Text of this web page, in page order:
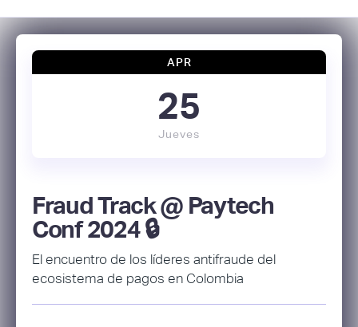
APR
25
Jueves
Fraud Track @ Paytech
Conf 2024 🔒
El encuentro de los líderes antifraude del
ecosistema de pagos en Colombia